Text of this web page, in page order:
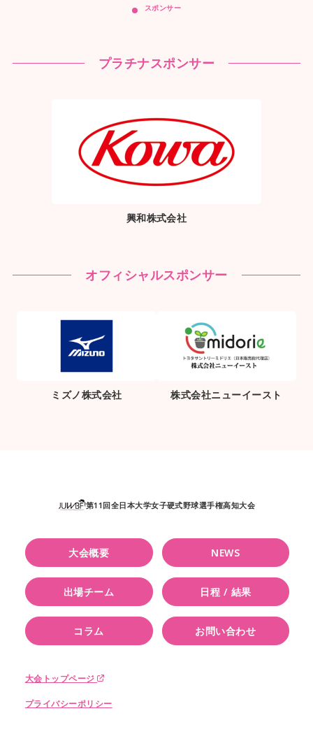
スポンサー
プラチナスポンサー
興和株式会社
オフィシャルスポンサー
ミズノ株式会社 株式会社ニューイースト
第11回全日本大学女子硬式野球選手権高知大会
大会概要 NEWS
出場チーム 日程 / 結果
コラム お問い合わせ
大会トップページ
プライバシーポリシー